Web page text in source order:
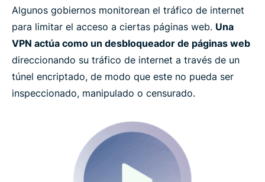
Algunos gobiernos monitorean el tráfico de internet
para limitar el acceso a ciertas páginas web. Una
VPN actúa como un desbloqueador de páginas web
direccionando su tráfico de internet a través de un
túnel encriptado, de modo que este no pueda ser
inspeccionado, manipulado o censurado.